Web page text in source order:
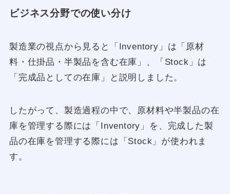
ビジネス分野での使い分け
製造業の視点から見ると「Inventory」は「原材
料・仕掛品・半製品を含む在庫」、「Stock」は
「完成品としての在庫」と説明しました。
したがって、製造過程の中で、原材料や半製品の在
庫を管理する際には「Inventory」を、完成した製
品の在庫を管理する際には「Stock」が使われま
す。